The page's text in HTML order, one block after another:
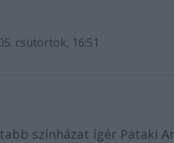
csütörtök, 16:51
színházat ígér Pataki